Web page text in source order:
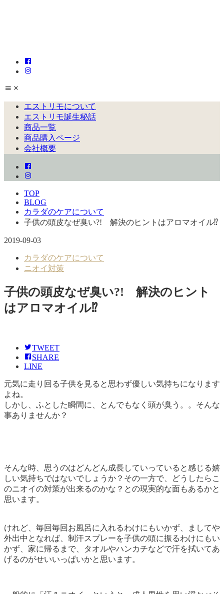
エストリモについて
エストリモ誕生秘話
商品一覧
商品購入ページ
会社概要
TOP
BLOG
カラダのケアについて
子供の頭皮なぜ臭い?! 解決のヒントはアロマオイル⁉
2019-09-03
カラダのケアについて
ニオイ対策
子供の頭皮なぜ臭い?! 解決のヒント
はアロマオイル⁉
TWEET
SHARE
LINE
元気に走り回る子供を見ると思わず優しい気持ちになります
よね。
しかし、ふとした瞬間に、とんでもなく頭が臭う。。そんな
事ありませんか？
そんな時、思うのはどんどん成長していっていると感じる嬉
しい気持ちではないでしょうか？その一方で、どうしたらこ
のニオイの対策が出来るのかな？との現実的な面もあるかと
思います。
けれど、毎回毎回お風呂に入れるわけにもいかず、ましてや
外出中となれば、制汗スプレーを子供の頭に振るわけにもい
かず、家に帰るまで、タオルやハンカチなどで汗を拭いてあ
げるのがせいいっぱいかと思います。